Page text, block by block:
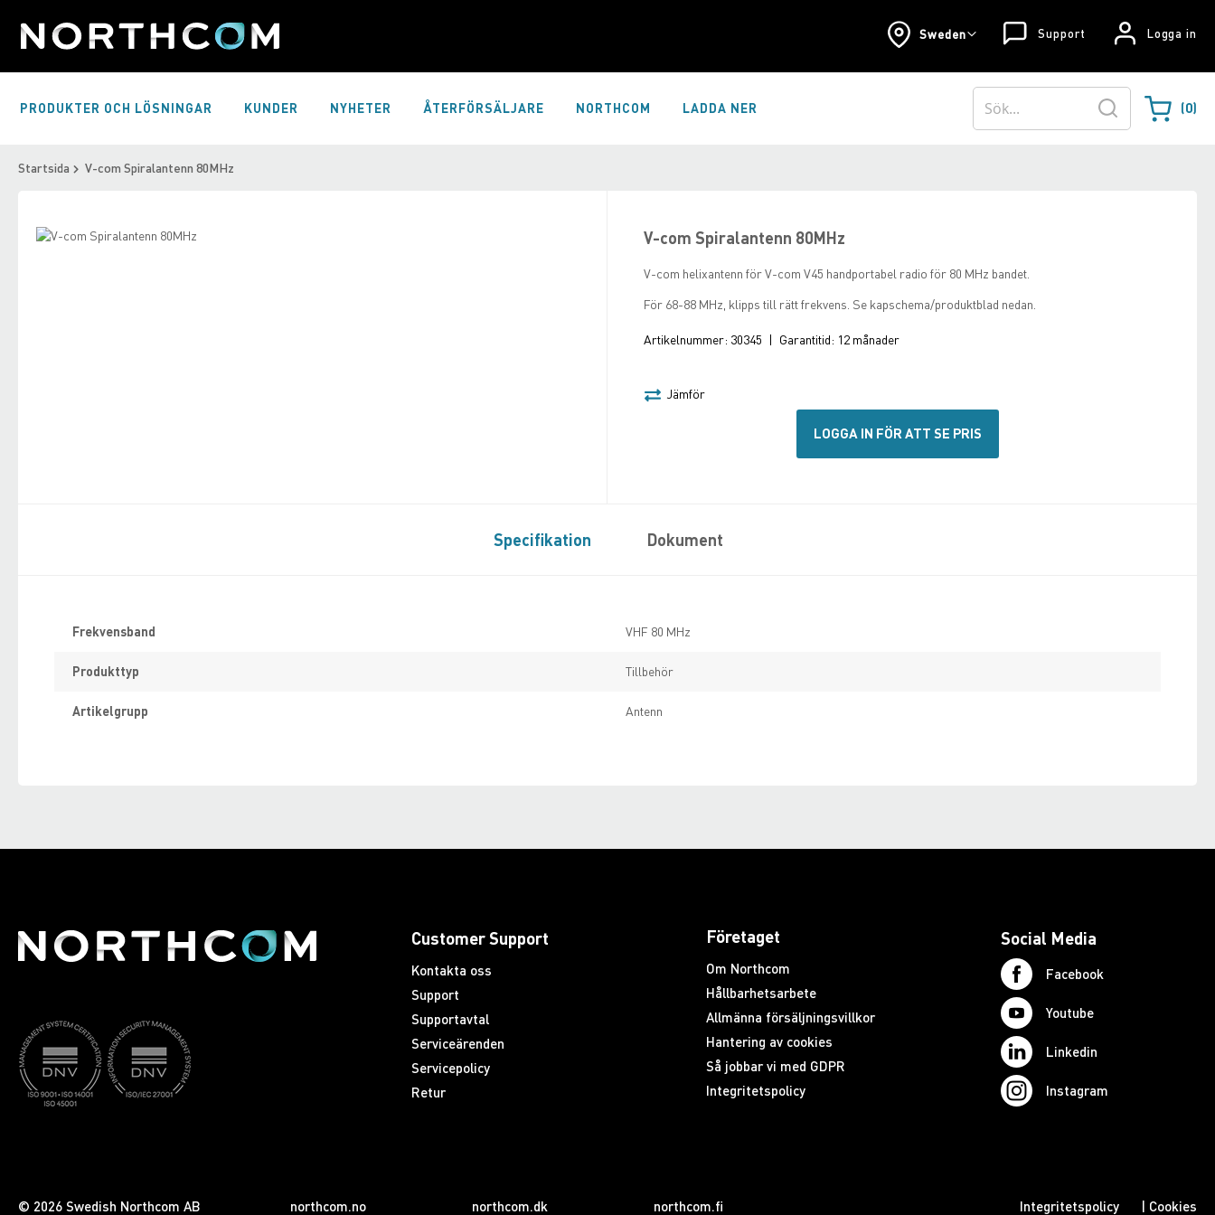
Logga in
Support
Skip
Sweden
PRODUKTER OCH LÖSNINGAR KUNDER NYHETER ÅTERFÖRSÄLJARE NORTHCOM LADDA NER Varukorgen
0
Sök
Startsida V-com Spiralantenn 80MHz
V-com Spiralantenn 80MHz
V-com helixantenn för V-com V45 handportabel radio för 80 MHz bandet.
För 68-88 MHz, klipps till rätt frekvens. Se kapschema/produktblad nedan.
Artikelnummer: 30345 | Garantitid: 12 månader
Jämför
LOGGA IN FÖR ATT SE PRIS
Skip
Specifikation Dokument
Frekvensband VHF 80 MHz
Produkttyp Tillbehör
Artikelgrupp Antenn
Customer Support
Kontakta oss
Support
Supportavtal
Serviceärenden
Servicepolicy
Retur
Företaget
Om Northcom
Hållbarhetsarbete
Allmänna försäljningsvillkor
Hantering av cookies
Så jobbar vi med GDPR
Integritetspolicy
Social Media
Facebook
Youtube
Linkedin
Instagram
© 2026 Swedish Northcom AB northcom.no northcom.dk northcom.fi Integritetspolicy | Cookies